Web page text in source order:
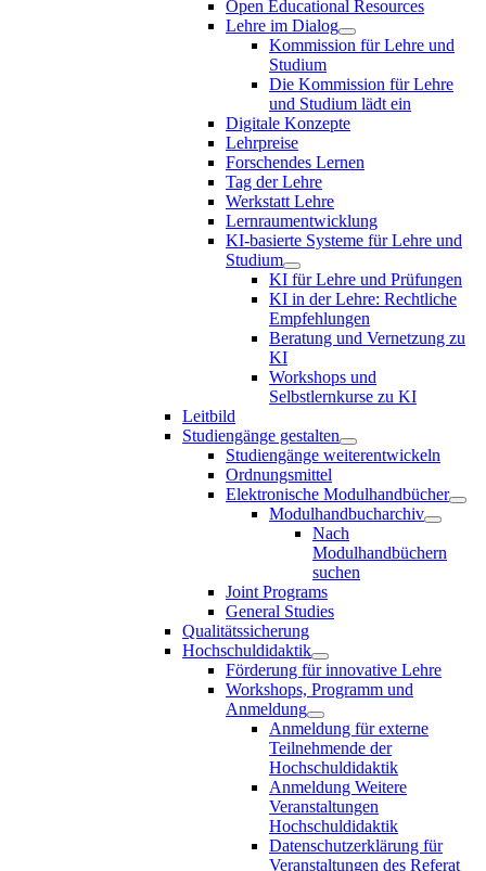
Open Educational Resources
Lehre im Dialog
Kommission für Lehre und
Studium
Die Kommission für Lehre
und Studium lädt ein
Digitale Konzepte
Lehrpreise
Forschendes Lernen
Tag der Lehre
Werkstatt Lehre
Lernraumentwicklung
KI-basierte Systeme für Lehre und
Studium
KI für Lehre und Prüfungen
KI in der Lehre: Rechtliche
Empfehlungen
Beratung und Vernetzung zu
KI
Workshops und
Selbstlernkurse zu KI
Leitbild
Studiengänge gestalten
Studiengänge weiterentwickeln
Ordnungsmittel
Elektronische Modulhandbücher
Modulhandbucharchiv
Nach
Modulhandbüchern
suchen
Joint Programs
General Studies
Qualitätssicherung
Hochschuldidaktik
Förderung für innovative Lehre
Workshops, Programm und
Anmeldung
Anmeldung für externe
Teilnehmende der
Hochschuldidaktik
Anmeldung Weitere
Veranstaltungen
Hochschuldidaktik
Datenschutzerklärung für
Veranstaltungen des Referat